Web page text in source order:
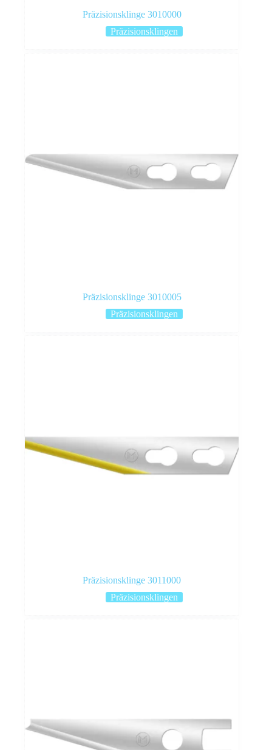
Präzisionsklinge 3010000
Präzisionsklingen
Präzisionsklinge 3010005
Präzisionsklingen
Präzisionsklinge 3011000
Präzisionsklingen